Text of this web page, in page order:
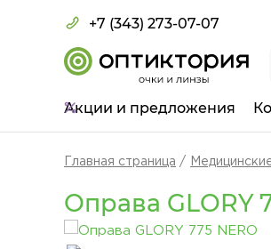
+7 (343) 273-07-07
Акции и предложения
Главная страница
Оправа GLORY